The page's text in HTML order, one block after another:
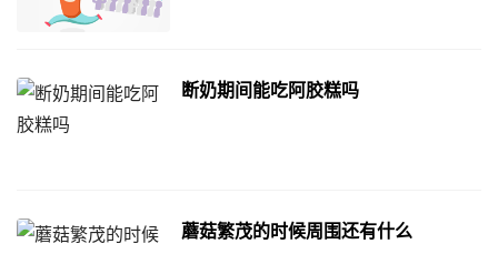
断奶期间能吃阿胶糕吗
蘑菇繁茂的时候周围还有什么